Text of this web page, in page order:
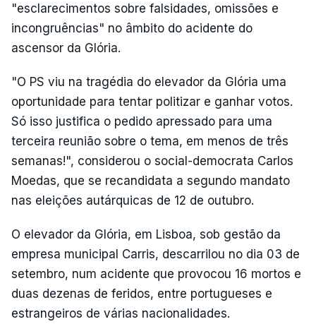
"esclarecimentos sobre falsidades, omissões e
incongruências" no âmbito do acidente do
ascensor da Glória.
"O PS viu na tragédia do elevador da Glória uma
oportunidade para tentar politizar e ganhar votos.
Só isso justifica o pedido apressado para uma
terceira reunião sobre o tema, em menos de três
semanas!", considerou o social-democrata Carlos
Moedas, que se recandidata a segundo mandato
nas eleições autárquicas de 12 de outubro.
O elevador da Glória, em Lisboa, sob gestão da
empresa municipal Carris, descarrilou no dia 03 de
setembro, num acidente que provocou 16 mortos e
duas dezenas de feridos, entre portugueses e
estrangeiros de várias nacionalidades.